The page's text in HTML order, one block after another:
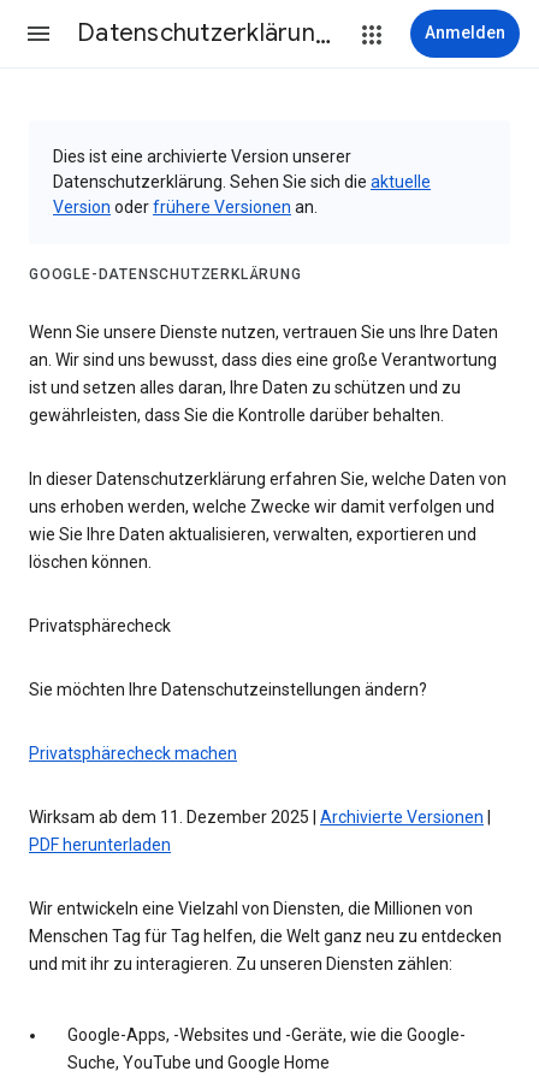
Datenschutzerklärung & Nutzungsbedingungen Anmelden
Dies ist eine archivierte Version unserer
Datenschutzerklärung. Sehen Sie sich die aktuelle
Version oderfrühere Versionen an.
GOOGLE-DATENSCHUTZERKLÄRUNG
Wenn Sie unsere Dienste nutzen, vertrauen Sie uns Ihre Daten
an. Wir sind uns bewusst, dass dies eine große Verantwortung
ist und setzen alles daran, Ihre Daten zu schützen und zu
gewährleisten, dass Sie die Kontrolle darüber behalten.
In dieser Datenschutzerklärung erfahren Sie, welche Daten von
uns erhoben werden, welche Zwecke wir damit verfolgen und
wie Sie Ihre Daten aktualisieren, verwalten, exportieren und
löschen können.
Privatsphärecheck
Sie möchten Ihre Datenschutzeinstellungen ändern?
Privatsphärecheck machen
Wirksam ab dem 11. Dezember 2025 | Archivierte Versionen
PDF herunterladen
Wir entwickeln eine Vielzahl von Diensten, die Millionen von
Menschen Tag für Tag helfen, die Welt ganz neu zu entdecken
und mit ihr zu interagieren. Zu unseren Diensten zählen:
Google-Apps, -Websites und -Geräte, wie die Google-
Suche, YouTube und Google Home